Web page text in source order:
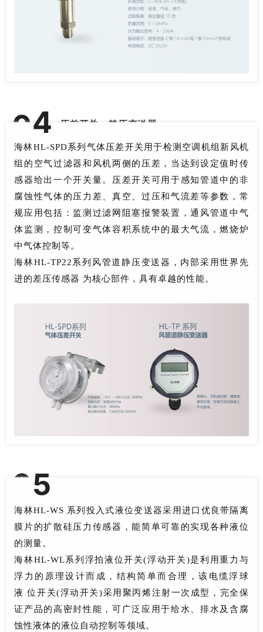
04 压差开关、静压变送器
海林HL-SPD系列气体压差开关用于检测空调机组新风机
组的空气过滤器和风机两侧的压差，当达到设定值时传
感器给出一个开关量。 压差开关可用于感知管道中的非
腐蚀性气体的压力差、真空、过压和气流差等参数，常
规应用包括： 监测过滤网阻塞报警装置，通风管道中气
体监测，控制可变气体容积系统中的最大气流，燃烧炉
中气体控制等。
海林HL-TP22系列风管道静压变送器，内部采用世界先
进的差压传感器 为核心部件，具有卓越的性能。
05
海林HL-WS 系列投入式液位变送器采用进口优良带隔离
膜片的扩散硅压力传感器，能简单可靠的实现各种液位
的测量。
海林HL-WL系列浮拍液位开关(浮动开关)是利用重力与
浮力的原理设计而成，结构简单而合理，该电缆浮球
液 位开关(浮动开关)采用聚丙烯注射一次成型，完全保
证产品的高密封性能，可广泛应用于给水、排水及含腐
蚀性液体的液位自动控制等领域。